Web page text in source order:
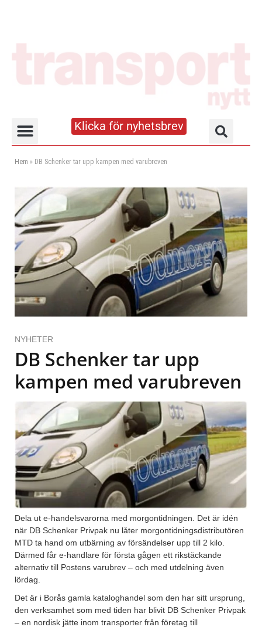
Klicka för nyhetsbrev
Hem » DB Schenker tar upp kampen med varubreven
NYHETER
DB Schenker tar upp
kampen med varubreven
Dela ut e-handelsvarorna med morgontidningen. Det är idén
när DB Schenker Privpak nu låter morgontidningsdistributören
MTD ta hand om utbärning av försändelser upp till 2 kilo.
Därmed får e-handlare för första gågen ett rikstäckande
alternativ till Postens varubrev – och med utdelning även
lördag.
Det är i Borås gamla kataloghandel som den har sitt ursprung,
den verksamhet som med tiden har blivit DB Schenker Privpak
– en nordisk jätte inom transporter från företag till